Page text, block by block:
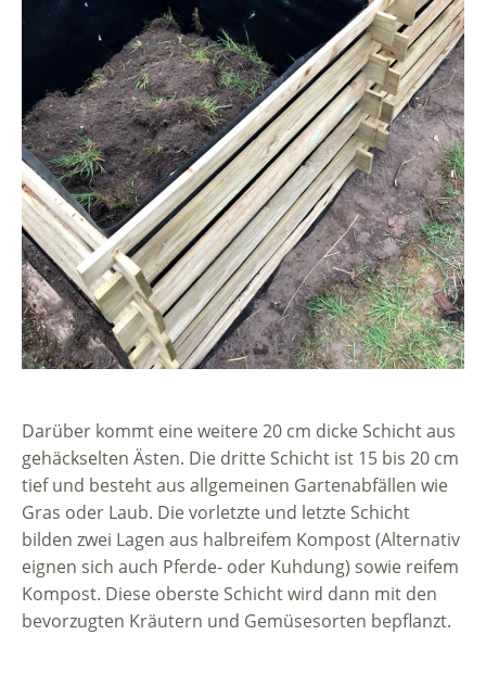
Darüber kommt eine weitere 20 cm dicke Schicht aus
gehäckselten Ästen. Die dritte Schicht ist 15 bis 20 cm
tief und besteht aus allgemeinen Gartenabfällen wie
Gras oder Laub. Die vorletzte und letzte Schicht
bilden zwei Lagen aus halbreifem Kompost (Alternativ
eignen sich auch Pferde- oder Kuhdung) sowie reifem
Kompost. Diese oberste Schicht wird dann mit den
bevorzugten Kräutern und Gemüsesorten bepflanzt.